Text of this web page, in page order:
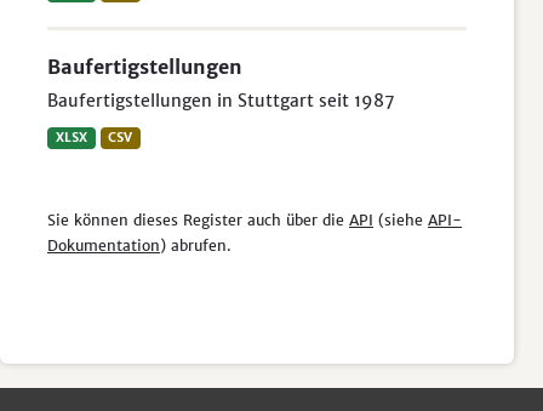
Baufertigstellungen
Baufertigstellungen in Stuttgart seit 1987
XLSX CSV
Sie können dieses Register auch über die API (siehe API-
Dokumentation) abrufen.